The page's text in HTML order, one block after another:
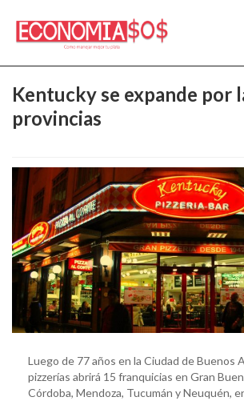
Kentucky se expande por
provincias
Luego de 77 años en la Ciudad de Buenos
pizzerías abrirá 15 franquicias en Gran
Córdoba, Mendoza, Tucumán y Neuquén,